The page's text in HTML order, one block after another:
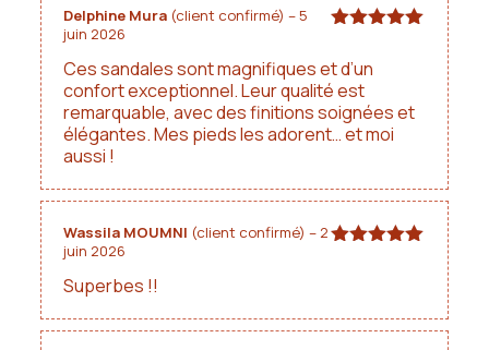
5
Delphine Mura (client confirmé) –5
juin 2026
Ces sandales sont magnifiques et d’un
confort exceptionnel. Leur qualité est
remarquable, avec des finitions soignées et
élégantes. Mes pieds les adorent… et moi
aussi !
Wassila MOUMNI (client confirmé) – 2
juin 2026
Superbes !!